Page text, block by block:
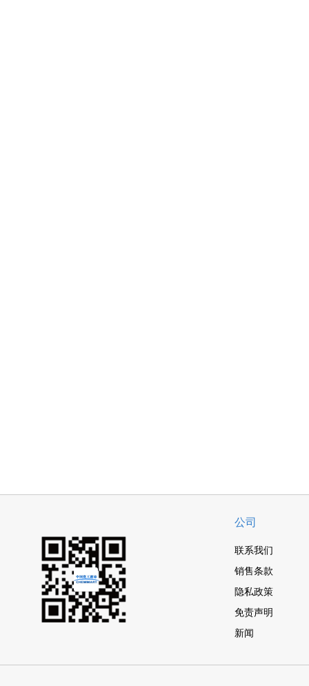
公司
联系我们
销售条款
隐私政策
免责声明
新闻